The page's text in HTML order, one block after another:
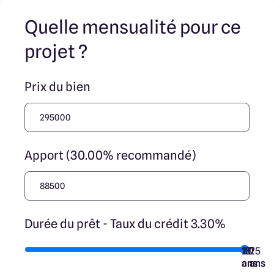
Quelle mensualité pour ce
projet ?
Prix du bien
Apport (30.00% recommandé)
Durée du prêt - Taux du crédit 3.30%
7
ans
10
ans
15
ans
20
ans
25
ans